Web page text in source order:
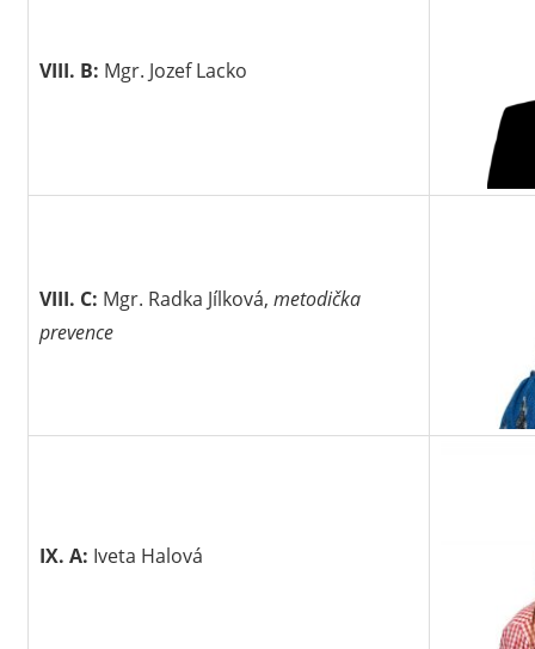
VIII. B: Mgr. Jozef Lacko
VIII. C: Mgr. Radka Jílková,metodička
prevence
IX. A: Iveta Halová